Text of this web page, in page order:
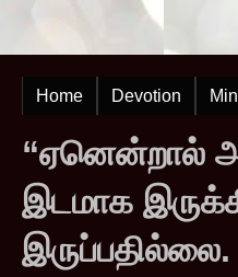
Home Devotion
“ஏனென்றால்
இடமாக